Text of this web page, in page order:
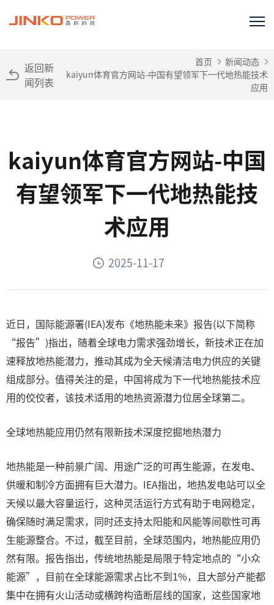
返回新
闻列表
首页
新闻动态
kaiyun体育官方网站-中国有望领军下一代地热能技术
应用
kaiyun体育官方网站-中国
有望领军下一代地热能技
术应用
2025-11-17
近日，国际能源署(IEA)发布《地热能未来》报告(以下简称
“报告”)指出，随着全球电力需求强劲增长，新技术正在加
速释放地热能潜力，推动其成为全天候清洁电力供应的关键
组成部分。值得关注的是，中国将成为下一代地热能技术应
用的佼佼者，该技术适用的地热资源潜力位居全球第二。
全球地热能应用仍然有限新技术深度挖掘地热潜力
地热能是一种前景广阔、用途广泛的可再生能源，在发电、
供暖和制冷方面拥有巨大潜力。IEA指出，地热发电站可以全
天候以最大容量运行，这种灵活运行方式有助于电网稳定，
确保随时满足需求，同时还支持太阳能和风能等间歇性可再
生能源整合。不过，截至目前，全球范围内，地热能应用仍
然有限。报告指出，传统地热能是局限于特定地点的“小众
能源”，目前在全球能源需求占比不到1%，且大部分产能都
集中在拥有火山活动或横跨构造断层线的国家，这些国家地